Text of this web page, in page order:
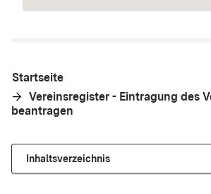
Startseite
Vereinsregister - Eintragung des
beantragen
Inhaltsverzeichnis